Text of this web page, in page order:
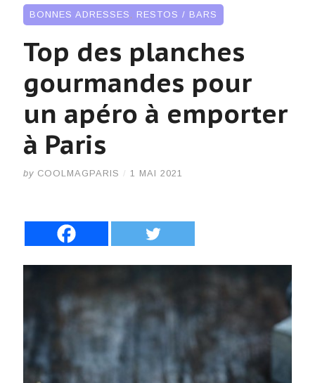
BONNES ADRESSES , RESTOS / BARS
Top des planches
gourmandes pour
un apéro à emporter
à Paris
by COOLMAGPARIS / 1 MAI 2021